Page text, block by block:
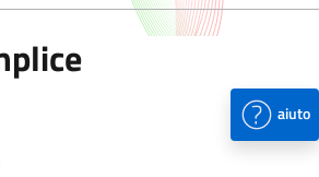
aiuto